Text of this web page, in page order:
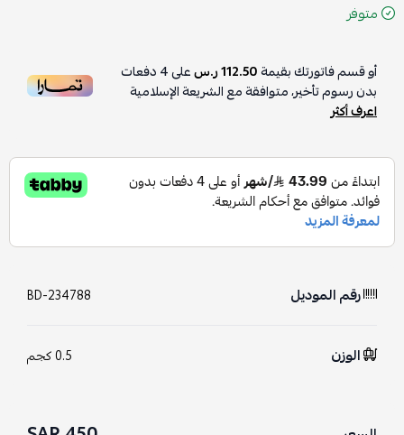
متوفر
أو قسم فاتورتك بقيمة112.50 ر.س على4دفعات
بدون رسوم تأخير، متوافقة مع الشريعة الإسلامية
اعرف أكثر
رقم الموديل BD-234788
الوزن 0.5 كجم